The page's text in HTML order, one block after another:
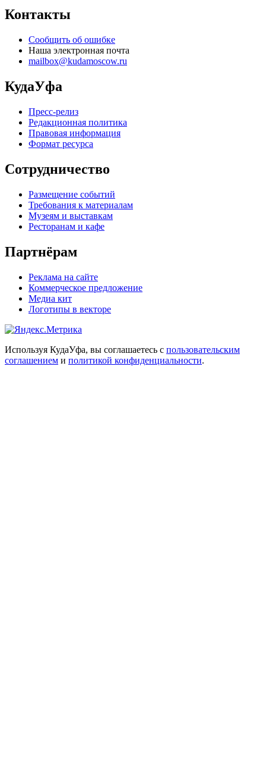
Контакты
Сообщить об ошибке
Наша электронная почта
mailbox@kudamoscow.ru
КудаУфа
Пресс-релиз
Редакционная политика
Правовая информация
Формат ресурса
Сотрудничество
Размещение событий
Требования к материалам
Музеям и выставкам
Ресторанам и кафе
Партнёрам
Реклама на сайте
Коммерческое предложение
Медиа кит
Логотипы в векторе
Используя КудаУфа, вы соглашаетесь с пользовательским
соглашением и политикой конфиденциальности.